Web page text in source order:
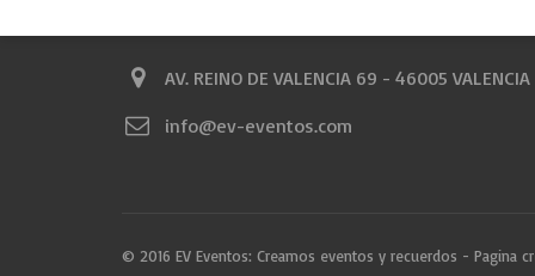
AV. REINO DE VALENCIA 69 - 46005 VALENCIA
info@ev-eventos.com
© 2016 EV Eventos: Creamos eventos y recuerdos - Pagina